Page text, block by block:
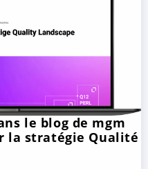
le blog de mgm
la stratégie Qualité